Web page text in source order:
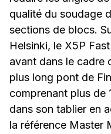
qualité du soudage
sections de blocs.
Helsinki, le X5P
avant dans le cadre
plus long pont de
comprenant plus de
dans son tablier en
la référence Master